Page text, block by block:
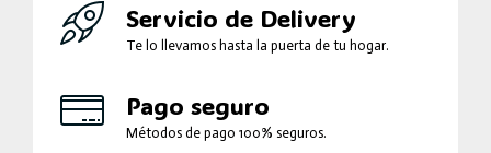
Servicio de Delivery
Te lo llevamos hasta la puerta de tu hogar.
Pago seguro
Métodos de pago 100% seguros.